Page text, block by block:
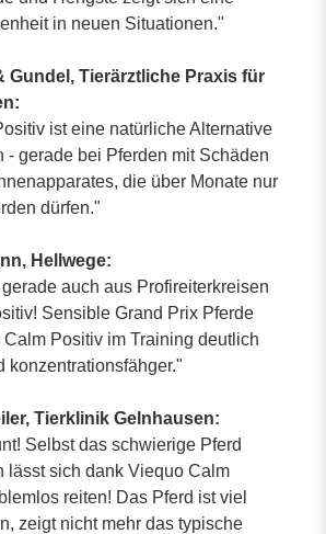
in neuen Situationen."
Gundel, Tierärztliche Praxis für
ist eine natürliche Alternative
- gerade bei Pferden mit Schäden
die über Monate nur
dürfen."
Hellwege:
auch aus Profireiterkreisen
Sensible Grand Prix Pferde
Positiv im Training deutlich
konzentrationsfähger."
Tierklinik Gelnhausen:
Selbst das schwierige Pferd
lässt sich dank Viequo Calm
reiten! Das Pferd ist viel
zeigt nicht mehr das typische